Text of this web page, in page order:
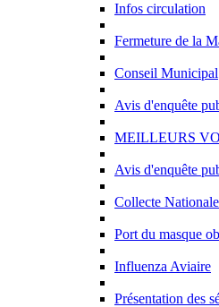
Infos circulation
Fermeture de la
Conseil Municipal
Avis d'enquête
MEILLEURS
Avis d'enquête
Collecte
Port du masque
Influenza Aviaire
Présentation des